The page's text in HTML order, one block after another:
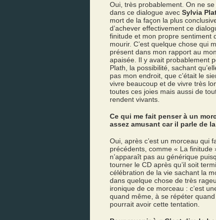
Oui, très probablement. On ne
dans ce dialogue avec Sylvia
mort de la façon la plus
d’achever effectivement ce
finitude et mon propre sentiment
mourir. C’est quelque chose qui
présent dans mon rapport au
apaisée. Il y avait probablement
Plath, la possibilité, sachant
pas mon endroit, que c’était le
vivre beaucoup et de vivre très
toutes ces joies mais aussi de
rendent vivants.
Ce qui me fait penser à un
assez amusant car il parle de
Oui, après c’est un morceau qui
précédents, comme « La
n’apparaît pas au générique
tourner le CD après qu’il soit
célébration de la vie sachant la
dans quelque chose de très
ironique de ce morceau : c’est
quand même, à se répéter
pourrait avoir cette tentation.